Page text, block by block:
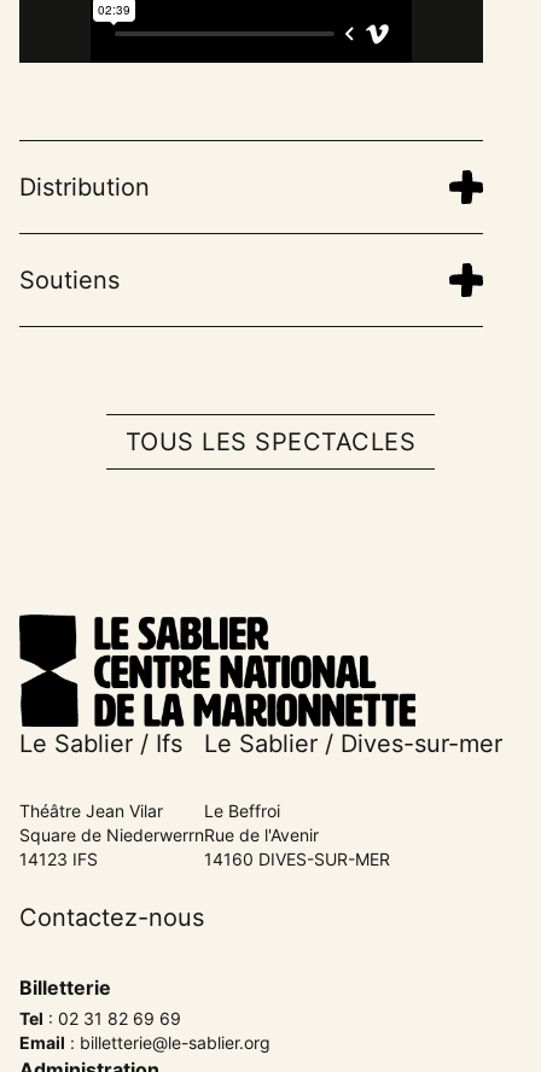
Distribution
Soutiens
TOUS LES SPECTACLES
Le Sablier / Ifs
Théâtre Jean Vilar
Square de Niederwerrn
14123 IFS
Le Sablier / Dives-sur-mer
Le Beffroi
Rue de l'Avenir
14160 DIVES-SUR-MER
Contactez-nous
Billetterie
Tel : 02 31 82 69 69
Email : billetterie@le-sablier.org